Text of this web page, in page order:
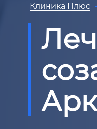
Клиника Плюс